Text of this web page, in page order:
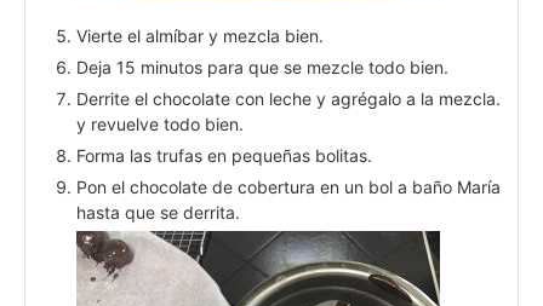
Vierte el almíbar y mezcla bien.
Deja 15 minutos para que se mezcle todo bien.
Derrite el chocolate con leche y agrégalo a la mezcla.
y revuelve todo bien.
Forma las trufas en pequeñas bolitas.
Pon el chocolate de cobertura en un bol a baño María
hasta que se derrita.